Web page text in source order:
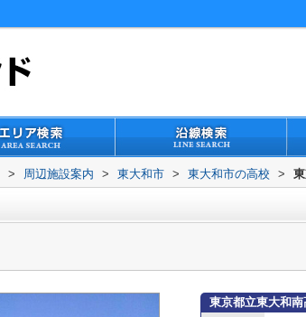
> 周辺施設案内 > 東大和市 > 東大和市の高校 >
東京都立東大和